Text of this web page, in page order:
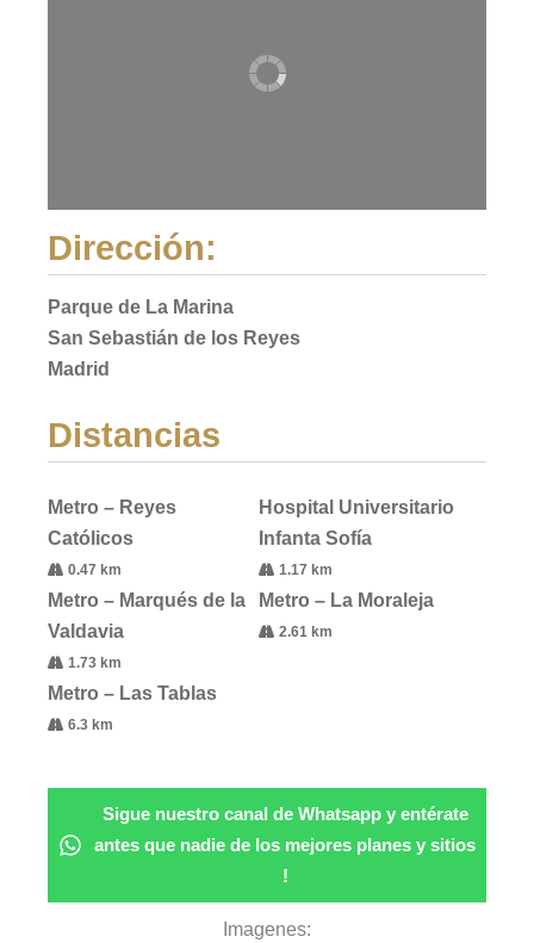
Dirección:
Parque de La Marina
San Sebastián de los Reyes
Madrid
Distancias
Metro – Reyes
Católicos
0.47 km
Hospital Universitario
Infanta Sofía
1.17 km
Metro – Marqués de la
Valdavia
1.73 km
Metro – La Moraleja
2.61 km
Metro – Las Tablas
6.3 km
Sigue nuestro canal de Whatsapp y entérate
antes que nadie de los mejores planes y sitios
!
Imagenes: